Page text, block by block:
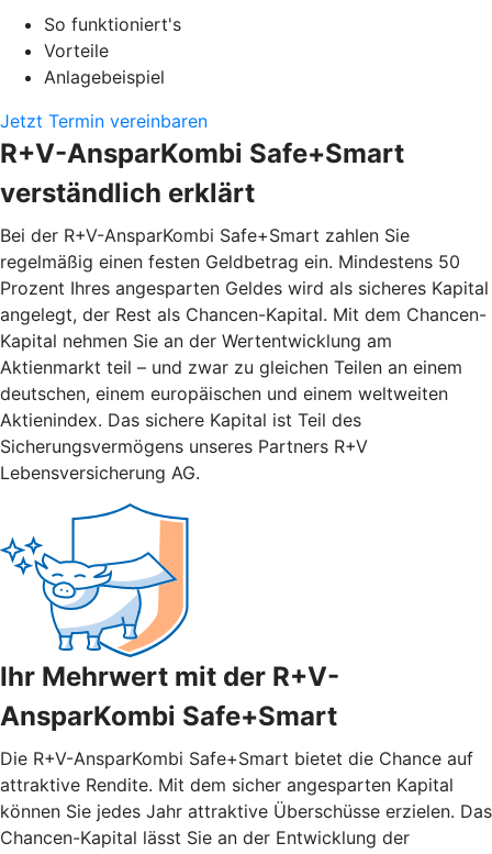
So funktioniert's
Vorteile
Anlagebeispiel
Jetzt Termin vereinbaren
R+V-AnsparKombi Safe+Smart
verständlich erklärt
Bei der R+V-AnsparKombi Safe+Smart zahlen Sie
regelmäßig einen festen Geldbetrag ein. Mindestens 50
Prozent Ihres angesparten Geldes wird als sicheres Kapital
angelegt, der Rest als Chancen-Kapital. Mit dem Chancen-
Kapital nehmen Sie an der Wertentwicklung am
Aktienmarkt teil – und zwar zu gleichen Teilen an einem
deutschen, einem europäischen und einem weltweiten
Aktienindex. Das sichere Kapital ist Teil des
Sicherungsvermögens unseres Partners R+V
Lebensversicherung AG.
Ihr Mehrwert mit der R+V-
AnsparKombi Safe+Smart
Die R+V-AnsparKombi Safe+Smart bietet die Chance auf
attraktive Rendite. Mit dem sicher angesparten Kapital
können Sie jedes Jahr attraktive Überschüsse erzielen. Das
Chancen-Kapital lässt Sie an der Entwicklung der